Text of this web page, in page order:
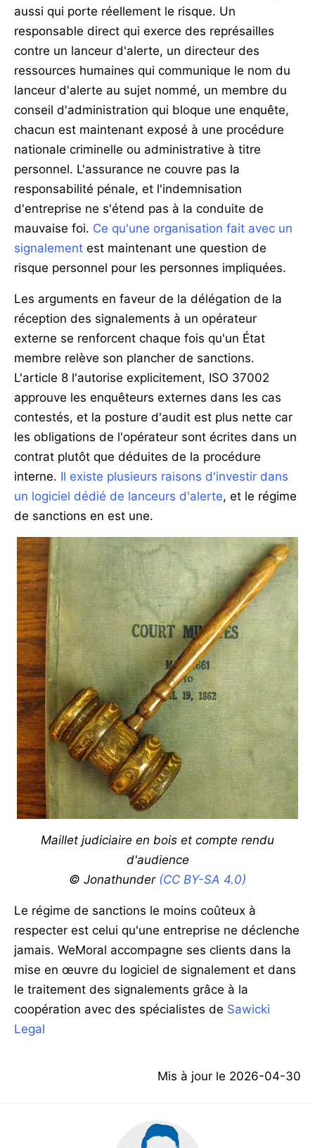
aussi qui porte réellement le risque. Un
responsable direct qui exerce des représailles
contre un lanceur d'alerte, un directeur des
ressources humaines qui communique le nom du
lanceur d'alerte au sujet nommé, un membre du
conseil d'administration qui bloque une enquête,
chacun est maintenant exposé à une procédure
nationale criminelle ou administrative à titre
personnel. L'assurance ne couvre pas la
responsabilité pénale, et l'indemnisation
d'entreprise ne s'étend pas à la conduite de
mauvaise foi. Ce qu'une organisation fait avec un
signalement est maintenant une question de
risque personnel pour les personnes impliquées.
Les arguments en faveur de la délégation de la
réception des signalements à un opérateur
externe se renforcent chaque fois qu'un État
membre relève son plancher de sanctions.
L'article 8 l'autorise explicitement, ISO 37002
approuve les enquêteurs externes dans les cas
contestés, et la posture d'audit est plus nette car
les obligations de l'opérateur sont écrites dans un
contrat plutôt que déduites de la procédure
interne. Il existe plusieurs raisons d'investir dans
un logiciel dédié de lanceurs d'alerte, et le régime
de sanctions en est une.
Maillet judiciaire en bois et compte rendu
d'audience
© Jonathunder (CC BY-SA 4.0)
Le régime de sanctions le moins coûteux à
respecter est celui qu'une entreprise ne déclenche
jamais. WeMoral accompagne ses clients dans la
mise en œuvre du logiciel de signalement et dans
le traitement des signalements grâce à la
coopération avec des spécialistes de Sawicki
Legal
Mis à jour le 2026-04-30